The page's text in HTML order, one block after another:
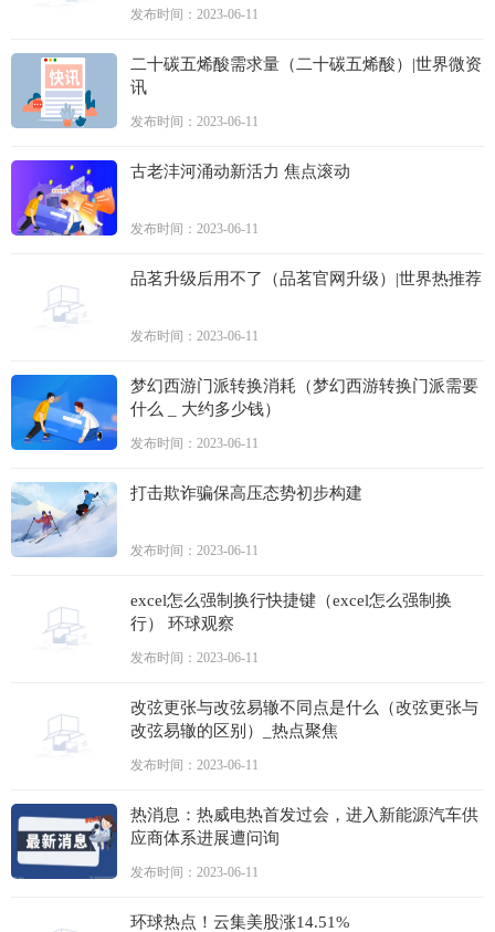
发布时间：2023-06-11
二十碳五烯酸需求量（二十碳五烯酸）|世界微资
讯
发布时间：2023-06-11
古老沣河涌动新活力 焦点滚动
发布时间：2023-06-11
品茗升级后用不了（品茗官网升级）|世界热推荐
发布时间：2023-06-11
梦幻西游门派转换消耗（梦幻西游转换门派需要
什么 _ 大约多少钱）
发布时间：2023-06-11
打击欺诈骗保高压态势初步构建
发布时间：2023-06-11
excel怎么强制换行快捷键（excel怎么强制换
行） 环球观察
发布时间：2023-06-11
改弦更张与改弦易辙不同点是什么（改弦更张与
改弦易辙的区别）_热点聚焦
发布时间：2023-06-11
热消息：热威电热首发过会，进入新能源汽车供
应商体系进展遭问询
发布时间：2023-06-11
环球热点！云集美股涨14.51%